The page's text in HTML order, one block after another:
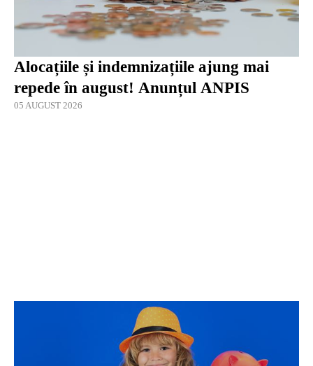
Alocațiile și indemnizațiile ajung mai
repede în august! Anunțul ANPIS
05 AUGUST 2026